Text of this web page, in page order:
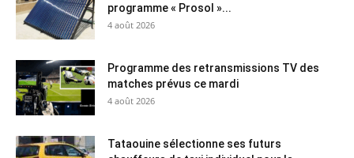
programme « Prosol »...
4 août 2026
Programme des retransmissions TV des
matches prévus ce mardi
4 août 2026
Tataouine sélectionne ses futurs